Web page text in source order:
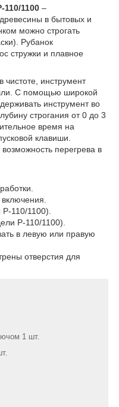
110/1100 –
в бытовых и
можно строгать
Рубанок
стружки и плавное
инструмент
С помощью широкой
инструмент во
строгания от 0 до 3
время на
клавиши.
перегрева в
110/1100).
Р-110/1100).
в левую или правую
отверстия для
1 шт.